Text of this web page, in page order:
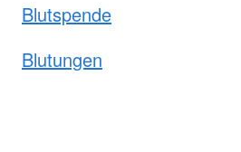
Blutspende
Blutungen